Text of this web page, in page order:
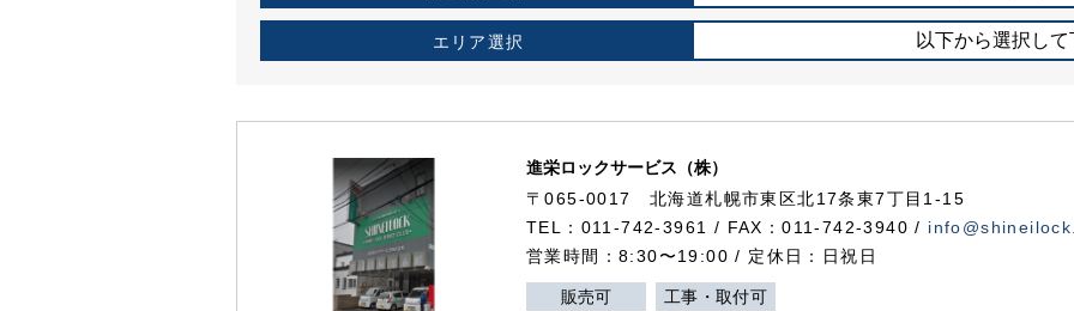
エリア選択 以下から選択し
進栄ロックサービス（株）
〒065-0017 北海道札幌市東区北17条東7丁目1-15
TEL：011-742-3961 / FAX：011-742-3940 /
営業時間：8:30〜19:00 / 定休日：日祝日
販売可 工事・取付可